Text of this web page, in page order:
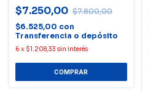
$7.250,00 $7.800,00
$6.525,00 con
Transferencia o depósito
6 x $1.208,33 sin interés